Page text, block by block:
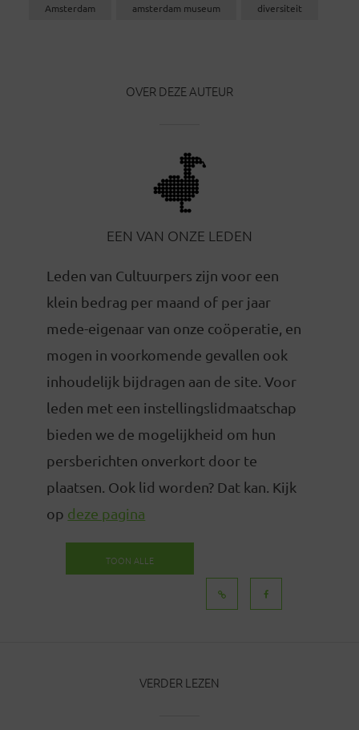
Amsterdam amsterdam museum diversiteit
OVER DEZE AUTEUR
EEN VAN ONZE LEDEN
Leden van Cultuurpers zijn voor een
klein bedrag per maand of per jaar
mede-eigenaar van onze coöperatie, en
mogen in voorkomende gevallen ook
inhoudelijk bijdragen aan de site. Voor
leden met een instellingslidmaatschap
bieden we de mogelijkheid om hun
persberichten onverkort door te
plaatsen. Ook lid worden? Dat kan. Kijk
op deze pagina
TOON ALLE
VERDER LEZEN